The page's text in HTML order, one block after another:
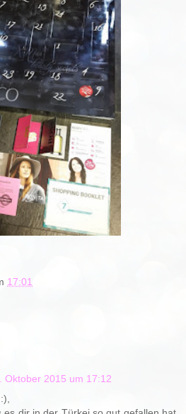
17:01
Oktober 2015 um 17:12